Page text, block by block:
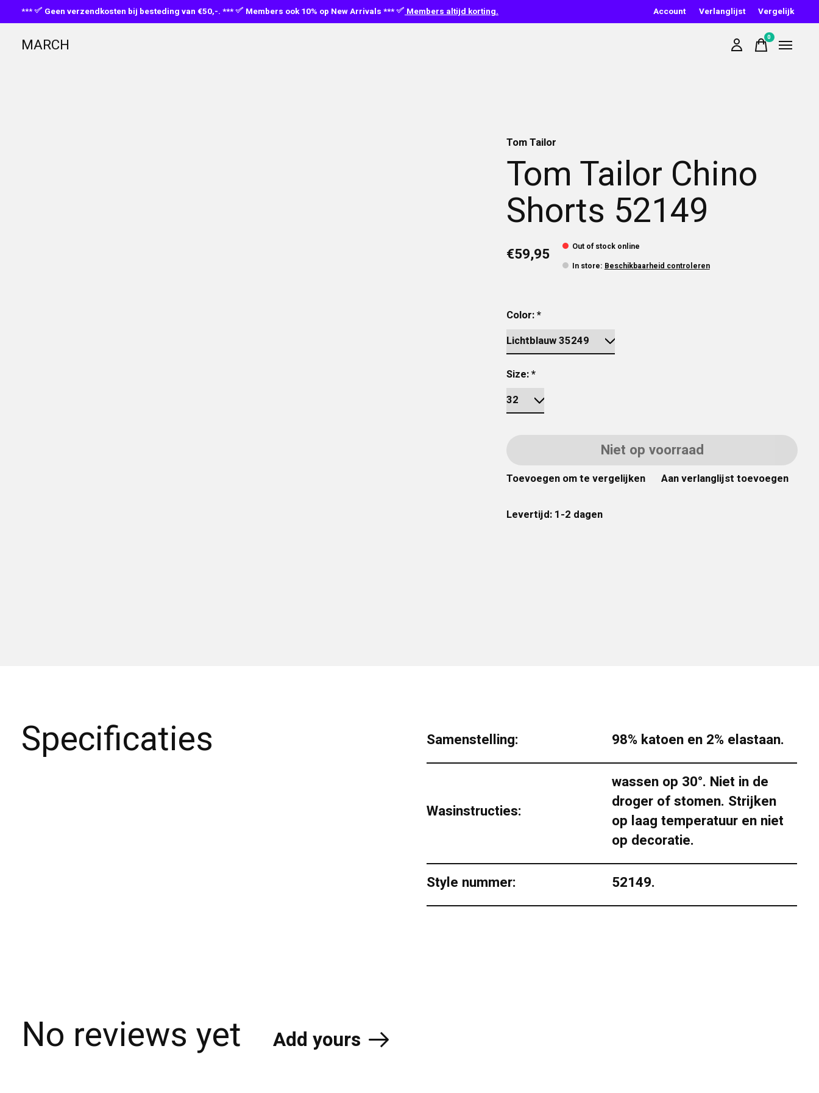
*** Geen verzendkosten bij besteding van €50,-. *** Members ook 10% op New Arrivals *** Members altijd korting. Account Verlanglijst Vergelijk
MARCH 0items
Tom Tailor
Tom Tailor Chino
Shorts 52149
€59,95
Out of stock online
In store: Beschikbaarheid controleren
Color:*
Size:*
Niet op voorraad
Toevoegen om te vergelijken Aan verlanglijst toevoegen
Levertijd: 1-2 dagen
Specificaties Samenstelling: 98% katoen en 2% elastaan.
Wasinstructies:
wassen op 30°. Niet in de
droger of stomen. Strijken
op laag temperatuur en niet
op decoratie.
Style nummer: 52149.
No reviews yet Add yours